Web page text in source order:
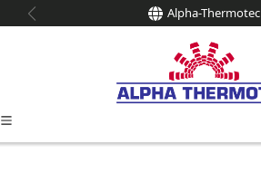
springen Alpha-Thermotec